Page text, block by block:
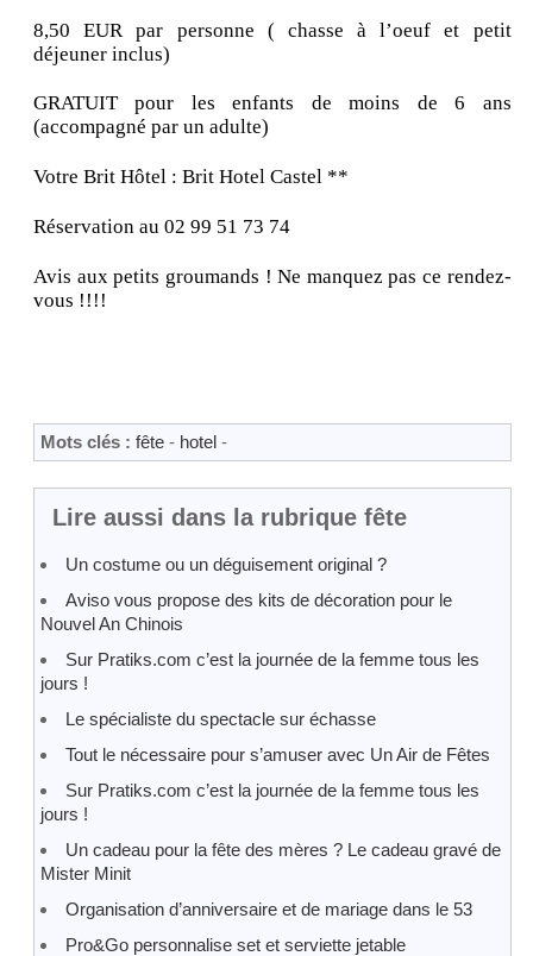
8,50 EUR par personne ( chasse à l’oeuf et petit
déjeuner inclus)
GRATUIT pour les enfants de moins de 6 ans
(accompagné par un adulte)
Votre Brit Hôtel : Brit Hotel Castel **
Réservation au 02 99 51 73 74
Avis aux petits groumands ! Ne manquez pas ce rendez-
vous !!!!
Mots clés : fête - hotel -
Lire aussi dans la rubrique fête
Un costume ou un déguisement original ?
Aviso vous propose des kits de décoration pour le
Nouvel An Chinois
Sur Pratiks.com c’est la journée de la femme tous les
jours !
Le spécialiste du spectacle sur échasse
Tout le nécessaire pour s’amuser avec Un Air de Fêtes
Sur Pratiks.com c’est la journée de la femme tous les
jours !
Un cadeau pour la fête des mères ? Le cadeau gravé de
Mister Minit
Organisation d’anniversaire et de mariage dans le 53
Pro&Go personnalise set et serviette jetable